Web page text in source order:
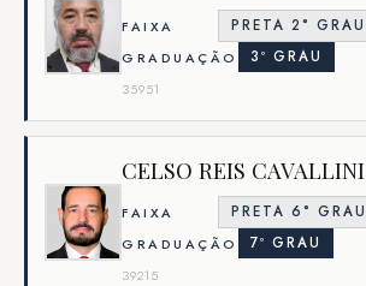
FAIXA
PRETA 2° GRAU
GRADUAÇÃO
3º GRAU
35951
CELSO REIS CAVALLINI
FAIXA
PRETA 6° GRAU
GRADUAÇÃO
7º GRAU
39215